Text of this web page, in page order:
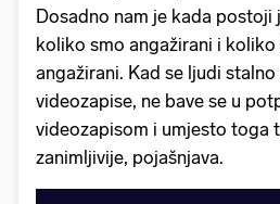
Dosadno nam je kada postoji
koliko smo angažirani i
angažirani. Kad se ljudi
videozapise, ne bave se u
videozapisom i umjesto toga
zanimljivije, pojašnjava.